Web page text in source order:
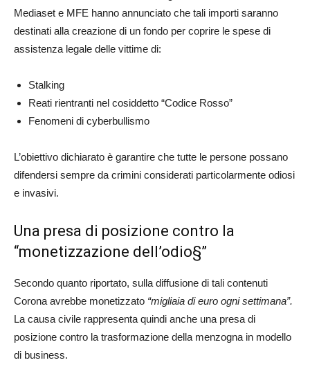
Mediaset e MFE hanno annunciato che tali importi saranno
destinati alla creazione di un fondo per coprire le spese di
assistenza legale delle vittime di:
Stalking
Reati rientranti nel cosiddetto “Codice Rosso”
Fenomeni di cyberbullismo
L’obiettivo dichiarato è garantire che tutte le persone possano
difendersi sempre da crimini considerati particolarmente odiosi
e invasivi.
Una presa di posizione contro la
“monetizzazione dell’odio§”
Secondo quanto riportato, sulla diffusione di tali contenuti
Corona avrebbe monetizzato “migliaia di euro ogni settimana”.
La causa civile rappresenta quindi anche una presa di
posizione contro la trasformazione della menzogna in modello
di business.